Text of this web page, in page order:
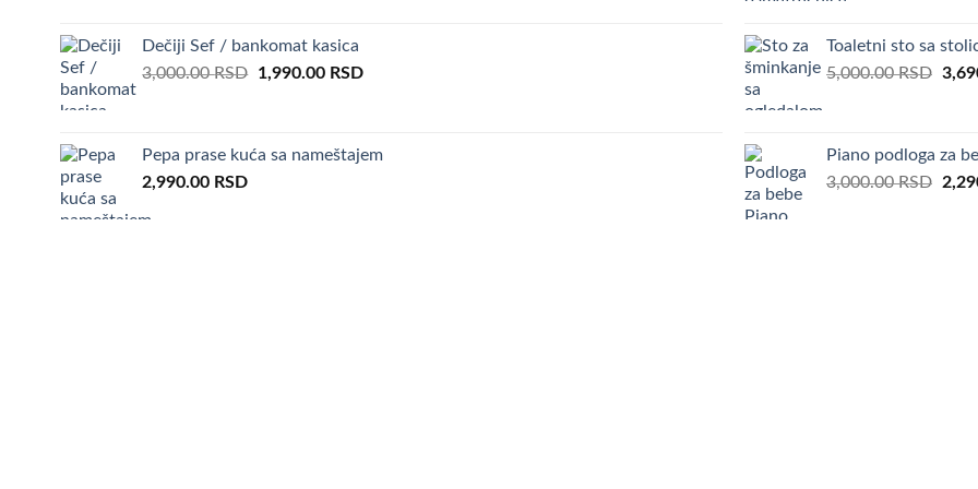
Dečiji Sef / bankomat kasica
3,000.00RSD
Original
1,990.00 RSDCurrent
Toaletni sto sa
5,000.00RSD
Pepa prase kuća sa nameštajem
2,990.00 RSD
Piano podloga za
3,000.00RSD